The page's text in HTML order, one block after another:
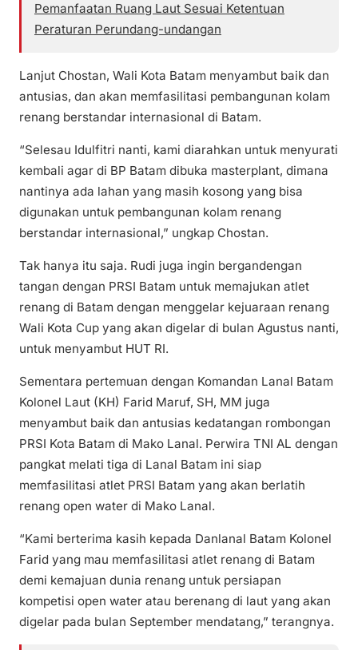
Pemanfaatan Ruang Laut Sesuai Ketentuan
Peraturan Perundang-undangan
Lanjut Chostan, Wali Kota Batam menyambut baik dan
antusias, dan akan memfasilitasi pembangunan kolam
renang berstandar internasional di Batam.
“Selesau Idulfitri nanti, kami diarahkan untuk menyurati
kembali agar di BP Batam dibuka masterplant, dimana
nantinya ada lahan yang masih kosong yang bisa
digunakan untuk pembangunan kolam renang
berstandar internasional,” ungkap Chostan.
Tak hanya itu saja. Rudi juga ingin bergandengan
tangan dengan PRSI Batam untuk memajukan atlet
renang di Batam dengan menggelar kejuaraan renang
Wali Kota Cup yang akan digelar di bulan Agustus nanti,
untuk menyambut HUT RI.
Sementara pertemuan dengan Komandan Lanal Batam
Kolonel Laut (KH) Farid Maruf, SH, MM juga
menyambut baik dan antusias kedatangan rombongan
PRSI Kota Batam di Mako Lanal. Perwira TNI AL dengan
pangkat melati tiga di Lanal Batam ini siap
memfasilitasi atlet PRSI Batam yang akan berlatih
renang open water di Mako Lanal.
“Kami berterima kasih kepada Danlanal Batam Kolonel
Farid yang mau memfasilitasi atlet renang di Batam
demi kemajuan dunia renang untuk persiapan
kompetisi open water atau berenang di laut yang akan
digelar pada bulan September mendatang,” terangnya.